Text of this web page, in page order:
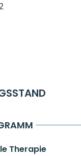
Therapie
Kurse